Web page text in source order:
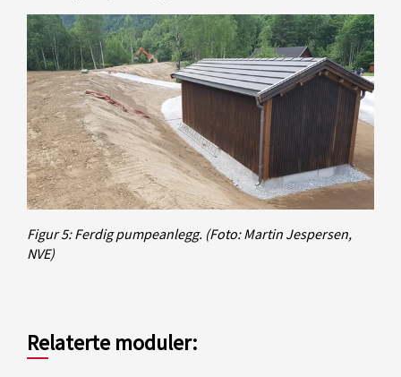
Figur 5: Ferdig pumpeanlegg. (Foto: Martin Jespersen,
NVE)
Relaterte moduler: